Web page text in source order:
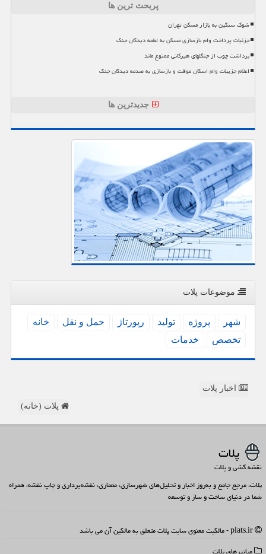
پربحث ترین ها
شوک سنگین به بازار مسکن تهران
جزئیات پرداخت وام بازسازی مسکن به لطمه دیدگان جنگ
برداشت چوب از جنگلهای هیرکانی ممنوع ماند
اعلام جزییات وام اسکان موقت و بازسازی به صدمه دیدگان جنگ
جدیدترین ها
موضوعات پلات
شهر پروژه تولید رپورتاژ حمل و نقل
خانه
تخصص
خدمات
اخبار پلات
پلات (خانه)
پلات
نقشه کشی و پلات
پلات، مرجع جامع و به‌روز اخبار و تحلیل‌های شهرسازی، معماری، نقشه‌برداری و چاپ نقشه، همراه
شما در دنیای ساخت و ساز و توسعه
میانبرهای پلات